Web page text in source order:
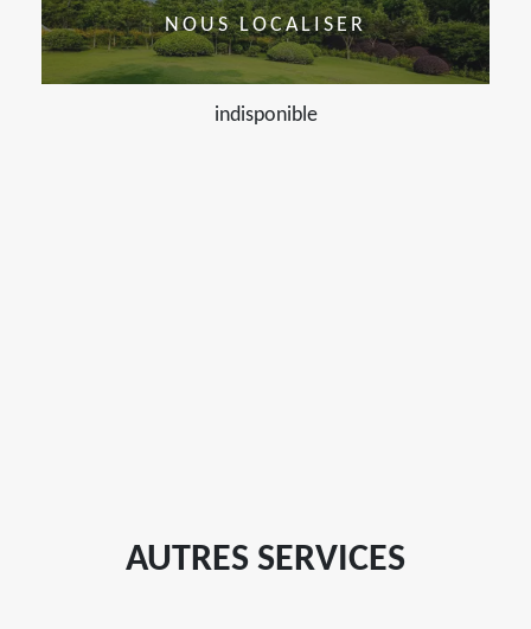
NOUS LOCALISER
indisponible
AUTRES SERVICES